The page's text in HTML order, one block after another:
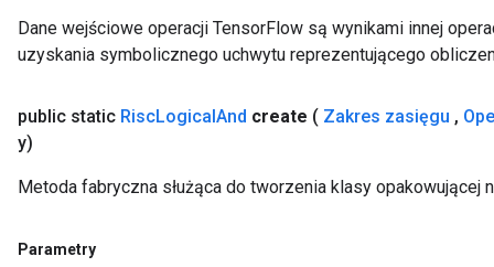
Dane wejściowe operacji TensorFlow są wynikami innej
uzyskania symbolicznego uchwytu reprezentującego
public static RiscLogicalAnd create ( Zakres zasięgu ,
y)
Metoda fabryczna służąca do tworzenia klasy opakowującej
Parametry